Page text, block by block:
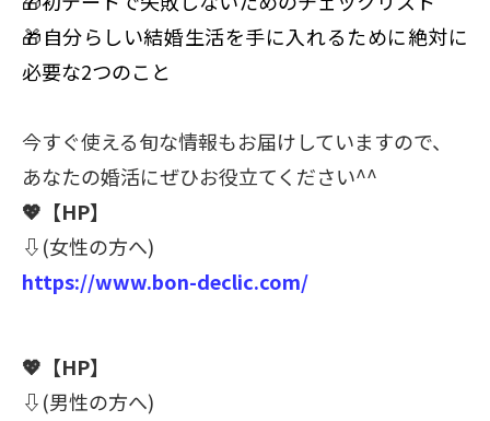
🎁自分らしい結婚生活を手に入れるために絶対に
必要な2つのこと
今すぐ使える旬な情報もお届けしていますので、
あなたの婚活にぜひお役立てください^^
💖 【HP】
⇩(女性の方へ)
https://www.bon-declic.com/
💖 【HP】
⇩(男性の方へ)